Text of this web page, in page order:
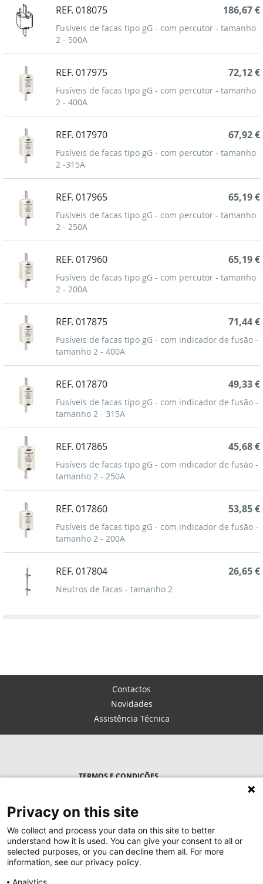
REF. 018075
Fusíveis de facas tipo gG - com percutor - tamanho
2 - 500A
186,67 €
REF. 017975
Fusíveis de facas tipo gG - com percutor - tamanho
2 - 400A
72,12 €
REF. 017970
Fusíveis de facas tipo gG - com percutor - tamanho
2 -315A
67,92 €
REF. 017965
Fusíveis de facas tipo gG - com percutor - tamanho
2 - 250A
65,19 €
REF. 017960
Fusíveis de facas tipo gG - com percutor - tamanho
2 - 200A
65,19 €
REF. 017875
Fusíveis de facas tipo gG - com indicador de fusão -
tamanho 2 - 400A
71,44 €
REF. 017870
Fusíveis de facas tipo gG - com indicador de fusão -
tamanho 2 - 315A
49,33 €
REF. 017865
Fusíveis de facas tipo gG - com indicador de fusão -
tamanho 2 - 250A
45,68 €
REF. 017860
Fusíveis de facas tipo gG - com indicador de fusão -
tamanho 2 - 200A
53,85 €
REF. 017804
Neutros de facas - tamanho 2
26,65 €
Contactos
Novidades
Assistência Técnica
TERMOS E CONDIÇÕES
LEGRAND PORTUGAL
GRUPO LEGRAND NO MUNDO
Privacy on this site
We collect and process your data on this site to better
understand how it is used. You can give your consent to all or
selected purposes, or you can decline them all. For more
information, see our privacy policy.
Analytics